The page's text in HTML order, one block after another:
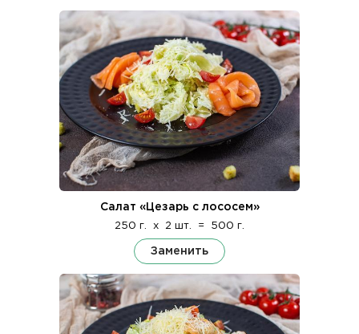
Салат «Цезарь с лососем»
250 г. x 2 шт. = 500 г.
Заменить